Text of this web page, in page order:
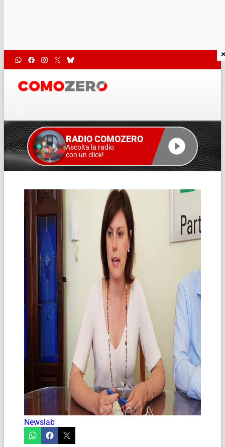
RADIO COMOZERO
Ascolta la radio
con un click!
Newslab